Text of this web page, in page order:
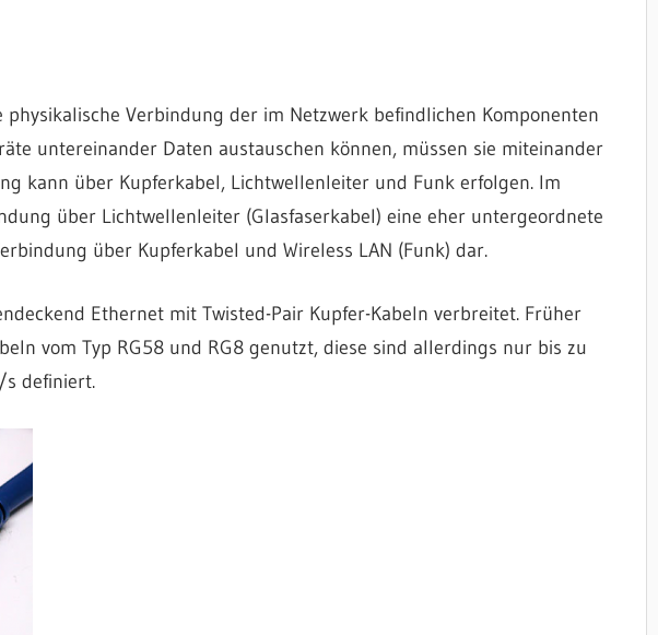
Verbindung der im Netzwerk befindlichen Komponenten
untereinander Daten austauschen können, müssen sie miteinander
kann über Kupferkabel, Lichtwellenleiter und Funk erfolgen. Im
über Lichtwellenleiter (Glasfaserkabel) eine eher untergeordnete
über Kupferkabel und Wireless LAN (Funk) dar.
Ethernet mit Twisted-Pair Kupfer-Kabeln verbreitet. Früher
vom Typ RG58 und RG8 genutzt, diese sind allerdings nur bis zu
definiert.